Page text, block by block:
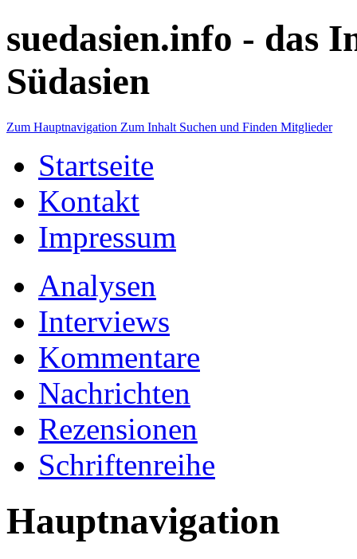
suedasien.info - das
Südasien
Zum Hauptnavigation Zum Inhalt Suchen und Finden Mitglieder
Startseite
Kontakt
Impressum
Analysen
Interviews
Kommentare
Nachrichten
Rezensionen
Schriftenreihe
Hauptnavigation